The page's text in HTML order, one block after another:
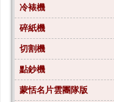
冷裱機
碎紙機
切割機
點鈔機
蒙恬名片雲團隊版